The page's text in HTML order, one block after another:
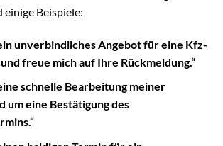
einige Beispiele:
unverbindliches Angebot für eine Kfz-
freue mich auf Ihre Rückmeldung.“
schnelle Bearbeitung meiner
um eine Bestätigung des